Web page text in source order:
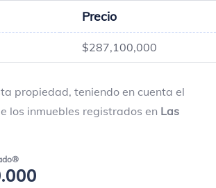
Precio
$287,100,000
propiedad, teniendo en cuenta el
los inmuebles registrados en Las